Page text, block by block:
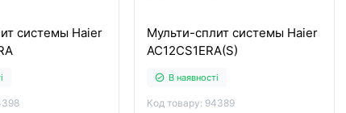
системы Haier
Мульти-сплит системы Haier
AC12CS1ERA(S)
В наявності
Код товару: 94389